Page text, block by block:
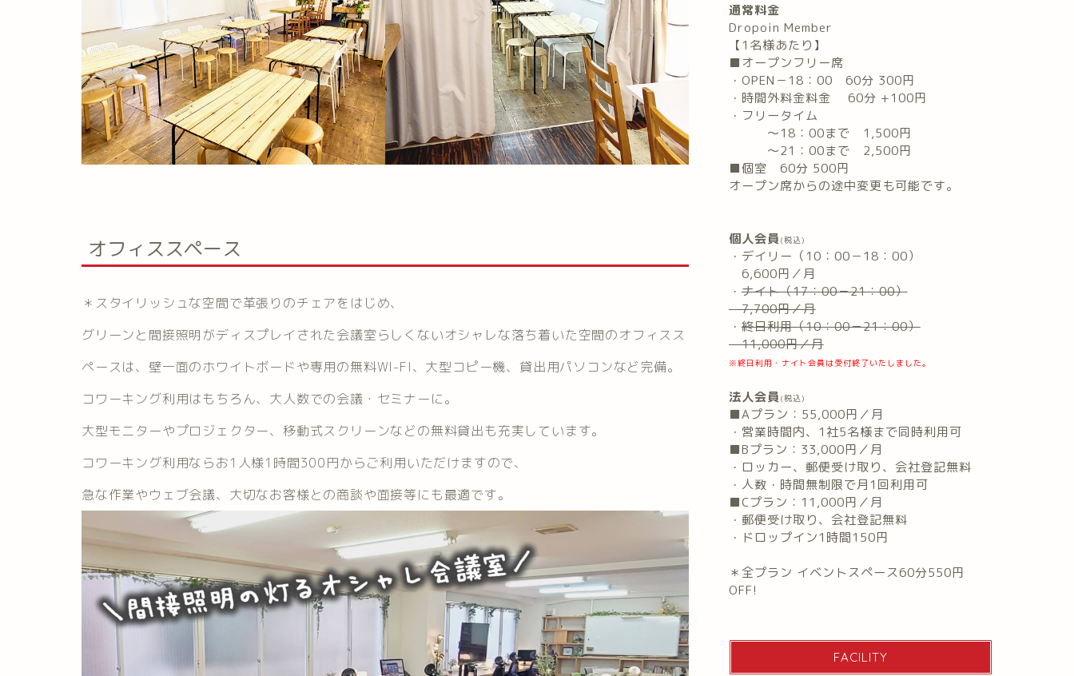
オフィススペース
＊スタイリッシュな空間で革張りのチェアをはじめ、
グリーンと間接照明がディスプレイされた会議室らしくないオシャレな落ち着いた空間のオフィスス
ペースは、壁一面のホワイトボードや専用の無料WI-FI、大型コピー機、貸出用パソコンなど完備。
コワーキング利用はもちろん、大人数での会議・セミナーに。
大型モニターやプロジェクター、移動式スクリーンなどの無料貸出も充実しています。
コワーキング利用ならお1人様1時間300円からご利用いただけますので、
急な作業やウェブ会議、大切なお客様との商談や面接等にも最適です。
通常料金
Dropoin Member
【1名様あたり】
■オープンフリー席
・OPEN－18：00 60分 300円
・時間外料金料金 60分 +100円
・フリータイム
～18：00まで 1,500円
～21：00まで 2,500円
■個室 60分 500円
オープン席からの途中変更も可能です。
個人会員 (税込)
・デイリー（10：00－18：00）
6,600円／月
・ナイト（17：00－21：00）
7,700円／月
・終日利用（10：00－21：00）
11,000円／月
※終日利用・ナイト会員は受付終了いたしました。
法人会員 (税込)
■Aプラン：55,000円／月
・営業時間内、1社5名様まで同時利用可
■Bプラン：33,000円／月
・ロッカー、郵便受け取り、会社登記無料
・人数・時間無制限で月1回利用可
■Cプラン：11,000円／月
・郵便受け取り、会社登記無料
・ドロップイン1時間150円
＊全プラン イベントスペース60分550円
OFF!
FACILITY